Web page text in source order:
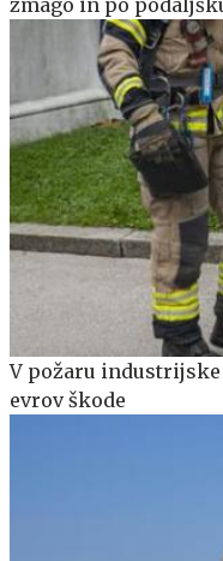
V požaru
evrov škode